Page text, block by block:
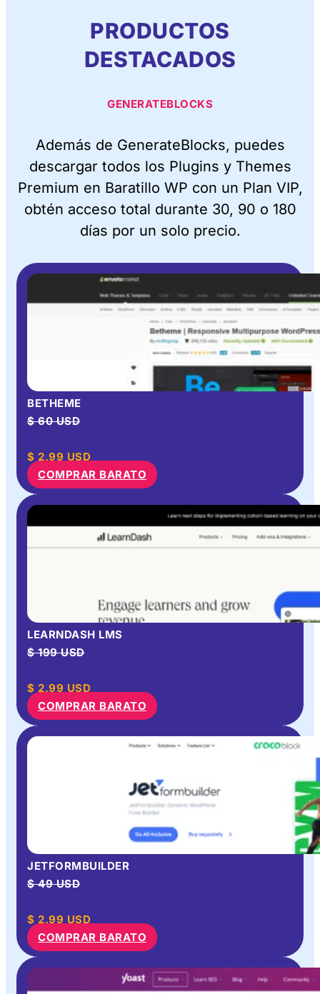
PRODUCTOS
DESTACADOS
GENERATEBLOCKS
Además de GenerateBlocks, puedes
descargar todos los Plugins y Themes
Premium en Baratillo WP con un Plan VIP,
obtén acceso total durante 30, 90 o 180
días por un solo precio.
BETHEME
$ 60 USD
$ 2.99 USD
COMPRAR BARATO
LEARNDASH LMS
$ 199 USD
$ 2.99 USD
COMPRAR BARATO
JETFORMBUILDER
$ 49 USD
$ 2.99 USD
COMPRAR BARATO